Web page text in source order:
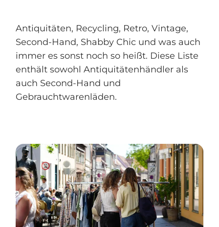
Antiquitäten, Recycling, Retro, Vintage,
Second-Hand, Shabby Chic und was auch
immer es sonst noch so heißt. Diese Liste
enthält sowohl Antiquitätenhändler als
auch Second-Hand und
Gebrauchtwarenläden.